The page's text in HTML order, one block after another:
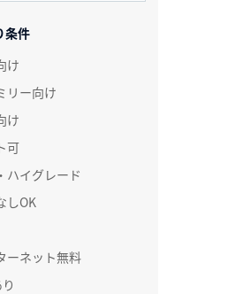
条件
け
リー向け
け
可
ハイグレード
しOK
ーネット無料